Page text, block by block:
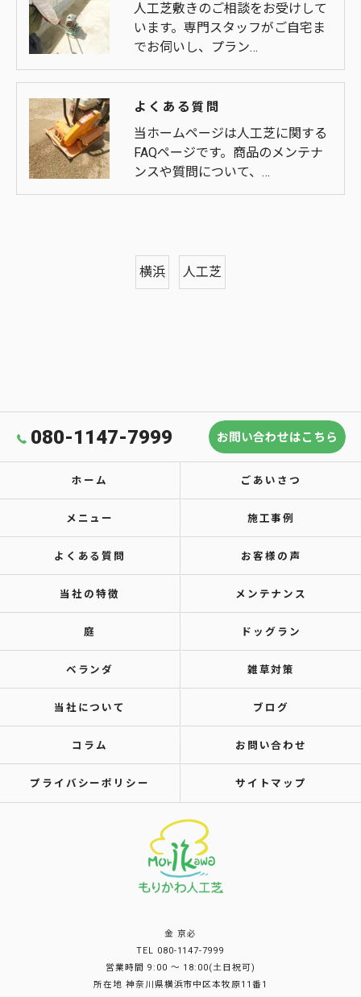
人工芝敷きのご相談をお受けして
います。専門スタッフがご自宅ま
でお伺いし、プラン…
よくある質問
当ホームページは人工芝に関する
FAQページです。商品のメンテナ
ンスや質問について、…
横浜 人工芝
080-1147-7999 お問い合わせはこちら
ホーム ごあいさつ
メニュー 施工事例
よくある質問 お客様の声
当社の特徴 メンテナンス
庭 ドッグラン
ベランダ 雑草対策
当社について ブログ
コラム お問い合わせ
プライバシーポリシー サイトマップ
金 京必
TEL 080-1147-7999
営業時間 9:00 〜 18:00(土日祝可)
所在地 神奈川県横浜市中区本牧原11番1